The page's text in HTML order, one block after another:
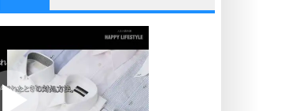
他人と比べない。
いっそのこと、他人を見ない。
プラス思考
ポジティブになれない原因は、行動
しないから。